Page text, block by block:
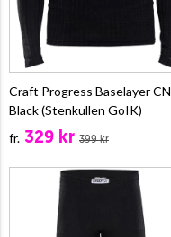
Craft Progress Baselayer CN
Black (Stenkullen GoIK)
fr. 329 kr 399 kr